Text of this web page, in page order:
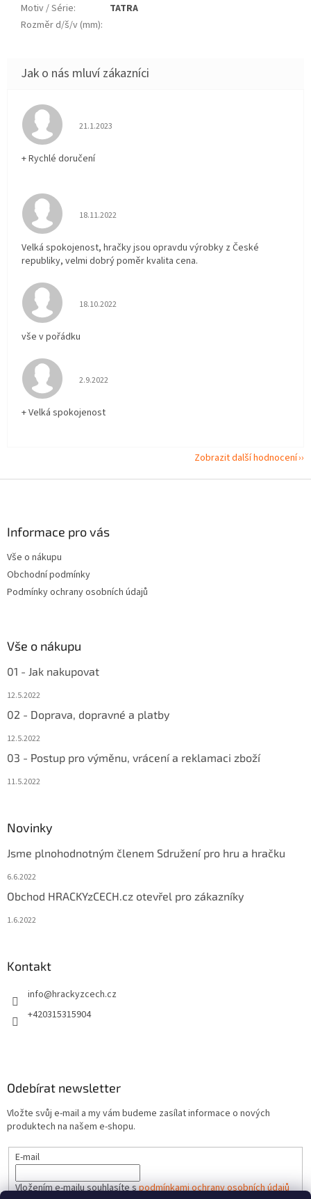
Motiv / Série:
TATRA
Rozměr d/š/v (mm):
Hodnocení obchodu je 5 z 5 hvězdiček.
21.1.2023
+ Rychlé doručení
Hodnocení obchodu je 5 z 5 hvězdiček.
18.11.2022
Velká spokojenost, hračky jsou opravdu výrobky z České
republiky, velmi dobrý poměr kvalita cena.
Hodnocení obchodu je 5 z 5 hvězdiček.
18.10.2022
vše v pořádku
Hodnocení obchodu je 5 z 5 hvězdiček.
2.9.2022
+ Velká spokojenost
Zobrazit další hodnocení
Informace pro vás
Vše o nákupu
Obchodní podmínky
Podmínky ochrany osobních údajů
Vše o nákupu
01 - Jak nakupovat
12.5.2022
02 - Doprava, dopravné a platby
12.5.2022
03 - Postup pro výměnu, vrácení a reklamaci zboží
11.5.2022
Novinky
Jsme plnohodnotným členem Sdružení pro hru a hračku
6.6.2022
Obchod HRACKYzCECH.cz otevřel pro zákazníky
1.6.2022
Kontakt
info@hrackyzcech.cz
+420315315904
Odebírat newsletter
Vložte svůj e-mail a my vám budeme zasílat informace o nových
produktech na našem e-shopu.
E-mail
Vložením e-mailu souhlasíte spodmínkami ochrany osobních údajů